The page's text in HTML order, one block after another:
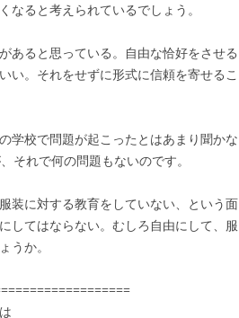
ると考えられているでしょう。
あると思っている。自由な恰好をさせる
い。それをせずに形式に信頼を寄せるこ
学校で問題が起こったとはあまり聞かな
それで何の問題もないのです。
装に対する教育をしていない、という面
してはならない。むしろ自由にして、服
うか。